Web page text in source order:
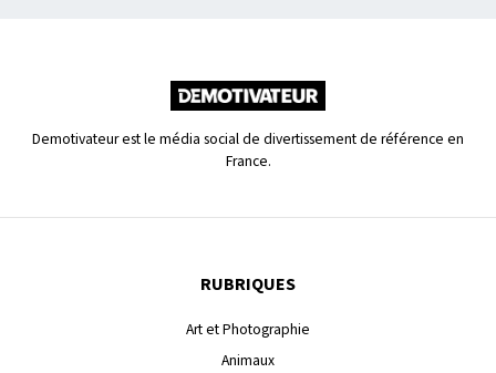
Demotivateur est le média social de divertissement de référence en
France.
RUBRIQUES
Art et Photographie
Animaux